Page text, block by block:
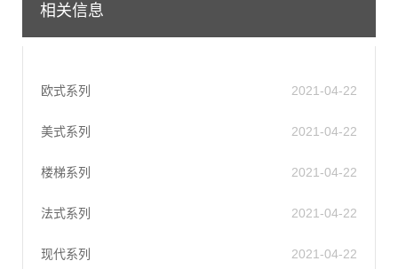
相关信息
欧式系列 2021-04-22
美式系列 2021-04-22
楼梯系列 2021-04-22
法式系列 2021-04-22
现代系列 2021-04-22